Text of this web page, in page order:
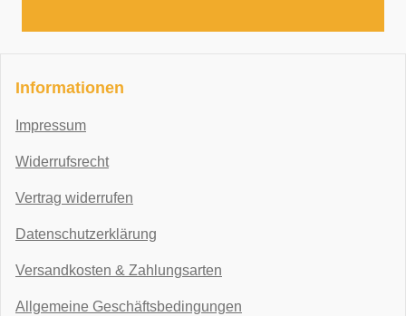
Informationen
Impressum
Widerrufsrecht
Vertrag widerrufen
Datenschutzerklärung
Versandkosten & Zahlungsarten
Allgemeine Geschäftsbedingungen